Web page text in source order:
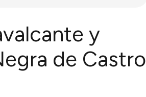
y
de Castro